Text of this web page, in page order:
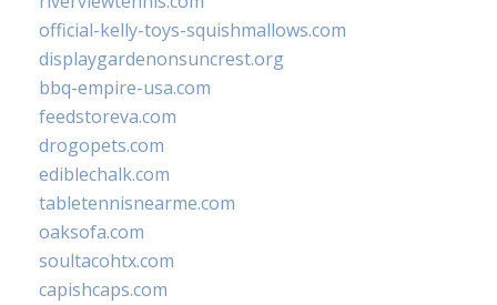
official-kelly-toys-squishmallows.com
displaygardenonsuncrest.org
bbq-empire-usa.com
feedstoreva.com
drogopets.com
ediblechalk.com
tabletennisnearme.com
oaksofa.com
soultacohtx.com
capishcaps.com